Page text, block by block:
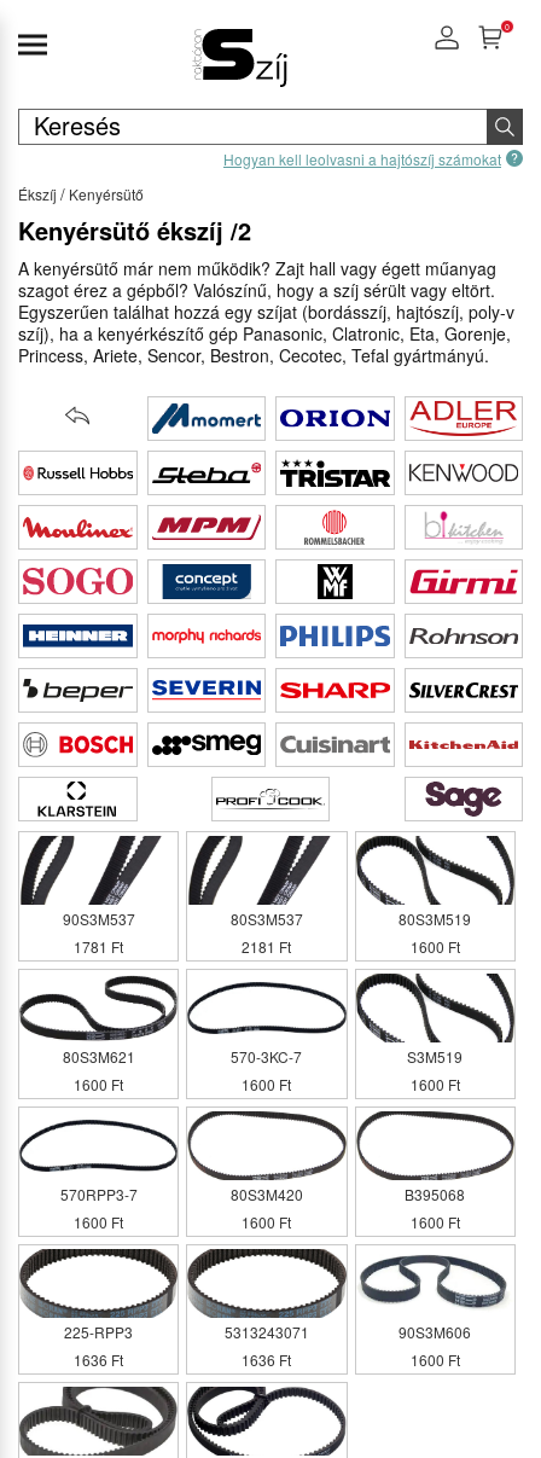
Hogyan kell leolvasni a hajtószíj számokat
0
Ékszíj Kenyérsütő
Kenyérsütő ékszíj /2
A kenyérsütő már nem működik? Zajt hall vagy égett műanyag
szagot érez a gépből? Valószínű, hogy a szíj sérült vagy eltört.
Egyszerűen találhat hozzá egy szíjat (bordásszíj, hajtószíj, poly-v
szíj), ha a kenyérkészítő gép Panasonic, Clatronic, Eta, Gorenje,
Princess, Ariete, Sencor, Bestron, Cecotec, Tefal gyártmányú.
90S3M537
1781 Ft
80S3M537
2181 Ft
80S3M519
1600 Ft
80S3M621
1600 Ft
570-3KC-7
1600 Ft
S3M519
1600 Ft
570RPP3-7
1600 Ft
80S3M420
1600 Ft
B395068
1600 Ft
225-RPP3
1636 Ft
5313243071
1636 Ft
90S3M606
1600 Ft